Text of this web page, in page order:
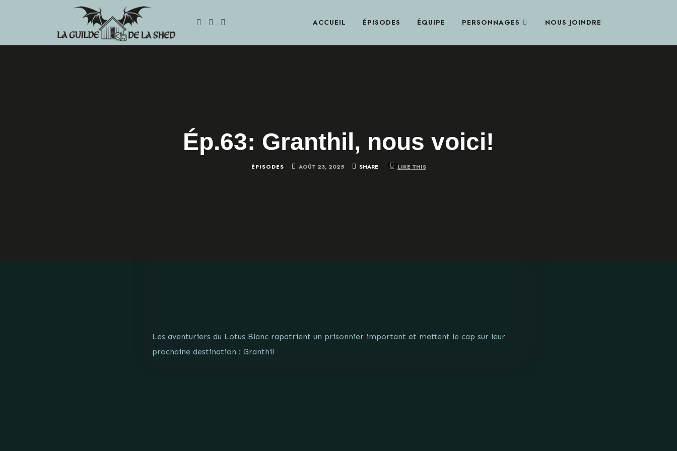
La Guilde de la Shed ACCUEIL ÉPISODES ÉQUIPE PERSONNAGES NOUS JOINDRE
Ép.63: Granthil, nous voici!
ÉPISODES AOÛT 23, 2025 SHARE LIKE THIS
Les aventuriers du Lotus Blanc rapatrient un prisonnier important et mettent le cap sur leur
prochaine destination : Granthil